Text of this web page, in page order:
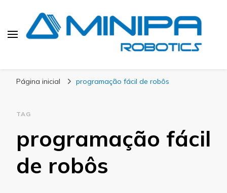
Página inicial programação fácil de robôs
TAG
programação fácil
de robôs